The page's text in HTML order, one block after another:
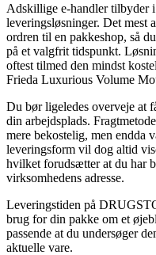
Adskillige e-handler tilbyder
leveringsløsninger. Det mest
ordren til en pakkeshop, så
på et valgfrit tidspunkt.
oftest tilmed den mindst
Frieda Luxurious Volume
Du bør ligeledes overveje at
din arbejdsplads.
mere bekostelig, men endda
leveringsform vil dog altid
hvilket forudsætter at du har
virksomhedens adresse.
Leveringstiden på
brug for din pakke om et
passende at du undersøger
aktuelle vare.